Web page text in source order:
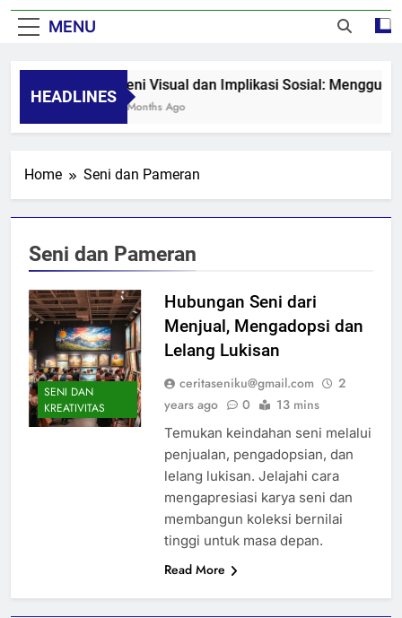
MENU
HEADLINES
Seni Visual dan Implikasi Sosial:
8 Months Ago
Home Seni dan Pameran
Seni dan Pameran
SENI DAN
KREATIVITAS
Hubungan Seni dari
Menjual, Mengadopsi dan
Lelang Lukisan
ceritaseniku@gmail.com
2
years ago
0 13 mins
Temukan keindahan seni melalui
penjualan, pengadopsian, dan
lelang lukisan. Jelajahi cara
mengapresiasi karya seni dan
membangun koleksi bernilai
tinggi untuk masa depan.
Read More